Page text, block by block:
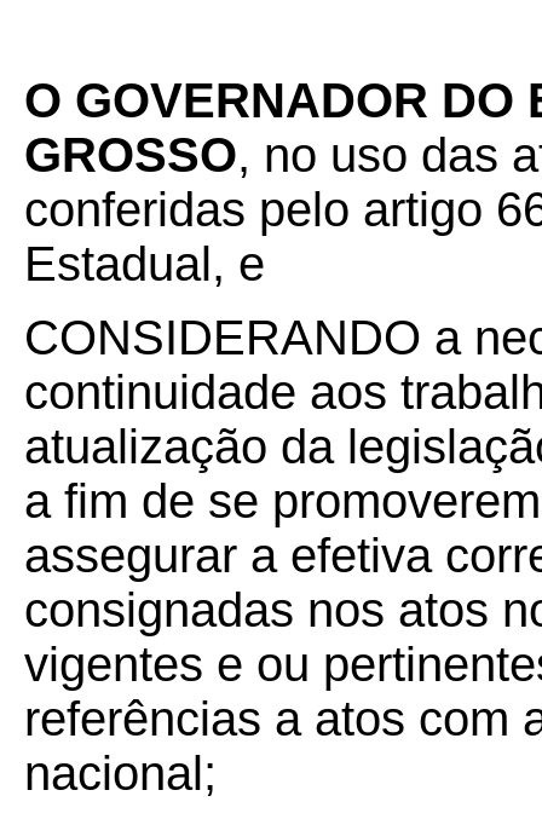
O GOVERNADOR DO
GROSSO, no uso das
conferidas pelo artigo
Estadual, e
CONSIDERANDO a
continuidade aos
atualização da
a fim de se
assegurar a efetiva
consignadas nos atos
vigentes e ou
referências a atos com
nacional;